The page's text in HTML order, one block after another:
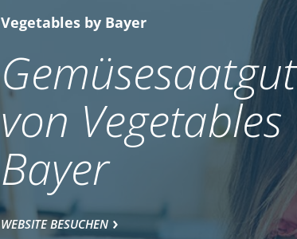
Vegetables by Bayer
Gemüsesaatgut
von Vegetables
Bayer
WEBSITE BESUCHEN